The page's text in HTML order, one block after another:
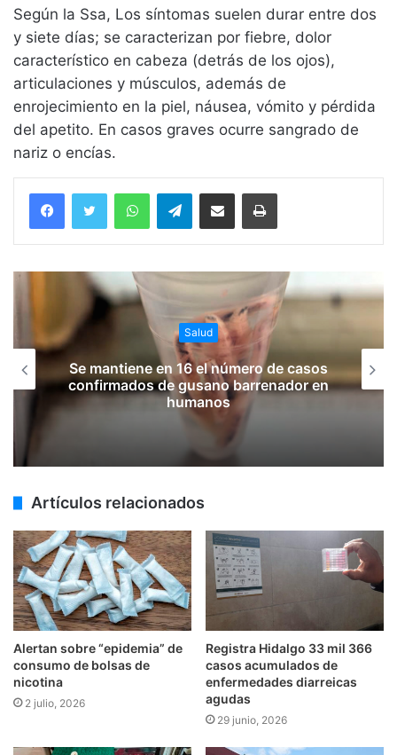
Según la Ssa, Los síntomas suelen durar entre dos
y siete días; se caracterizan por fiebre, dolor
característico en cabeza (detrás de los ojos),
articulaciones y músculos, además de
enrojecimiento en la piel, náusea, vómito y pérdida
del apetito. En casos graves ocurre sangrado de
nariz o encías.
WhatsAppTelegramCompartir vía email Imprimir
Salud
Se mantiene en 16 el número de casos
confirmados de gusano barrenador en
humanos
Artículos relacionados
Alertan sobre “epidemia” de
consumo de bolsas de
nicotina
2 julio, 2026
Registra Hidalgo 33 mil 366
casos acumulados de
enfermedades diarreicas
agudas
29 junio, 2026